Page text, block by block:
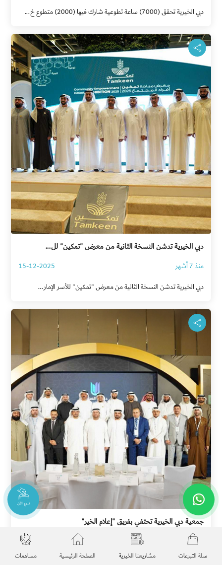
دبي الخيرية تحقق (7000) ساعة تطوعية شارك فيها (2000) متطوع خ...
دبي الخيرية تدشن النسخة الثانية من معرض "تمكين" لل...
منذ 7 أشهر
15-12-2025
دبي الخيرية تدشن النسخة الثانية من معرض "تمكين" للأسر الإمار...
جمعية دبي الخيرية تحتفي بفريق "إعلام الخير"
منذ 7 أشهر
11-12-2025
جمعية دبي الخيرية تحتفي بفريق "إعلام الخير"
سلة التبرعات مشاريعنا الخيرية الصفحة الرئيسية مساهمات
تبرع الآن